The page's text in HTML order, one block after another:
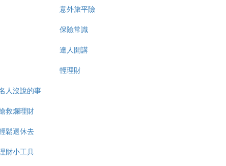
意外旅平險
保險常識
達人開講
輕理財
人沒說的事
救爛理財
鬆退休去
財小工具